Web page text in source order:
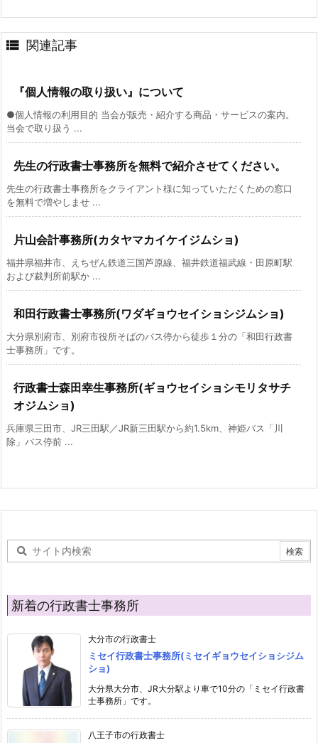
 関連記事
『個人情報の取り扱い』について
●個人情報の利用目的 当会が販売・紹介する商品・サービスの案内。
当会で取り扱う ...
先生の行政書士事務所を無料で紹介させてください。
先生の行政書士事務所をクライアント様に知っていただくための窓口
を無料で増やしませ ...
片山会計事務所(カタヤマカイケイジムショ)
福井県福井市、えちぜん鉄道三国芦原線、福井鉄道福武線・田原町駅
および裁判所前駅か ...
和田行政書士事務所(ワダギョウセイショシジムショ)
大分県別府市、別府市役所そばのバス停から徒歩１分の「和田行政書
士事務所」です。
行政書士森田幸生事務所(ギョウセイショシモリタサチ
オジムショ)
兵庫県三田市、JR三田駅／JR新三田駅から約1.5km、神姫バス「川
除」バス停前 ...
新着の行政書士事務所
大分市の行政書士
ミセイ行政書士事務所(ミセイギョウセイショシジム
ショ)
大分県大分市、JR大分駅より車で10分の「ミセイ行政書
士事務所」です。
八王子市の行政書士